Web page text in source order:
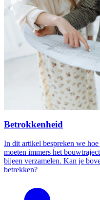
Betrokkenheid
In dit artikel bespreken we
moeten immers het
bijeen verzamelen. Kan je
betrekken?